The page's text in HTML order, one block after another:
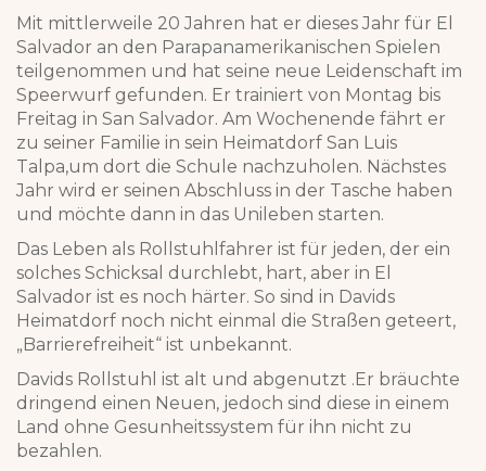
Mit mittlerweile 20 Jahren hat er dieses Jahr für El
Salvador an den Parapanamerikanischen Spielen
teilgenommen und hat seine neue Leidenschaft im
Speerwurf gefunden. Er trainiert von Montag bis
Freitag in San Salvador. Am Wochenende fährt er
zu seiner Familie in sein Heimatdorf San Luis
Talpa,um dort die Schule nachzuholen. Nächstes
Jahr wird er seinen Abschluss in der Tasche haben
und möchte dann in das Unileben starten.
Das Leben als Rollstuhlfahrer ist für jeden, der ein
solches Schicksal durchlebt, hart, aber in El
Salvador ist es noch härter. So sind in Davids
Heimatdorf noch nicht einmal die Straßen geteert,
„Barrierefreiheit“ ist unbekannt.
Davids Rollstuhl ist alt und abgenutzt .Er bräuchte
dringend einen Neuen, jedoch sind diese in einem
Land ohne Gesunheitssystem für ihn nicht zu
bezahlen.